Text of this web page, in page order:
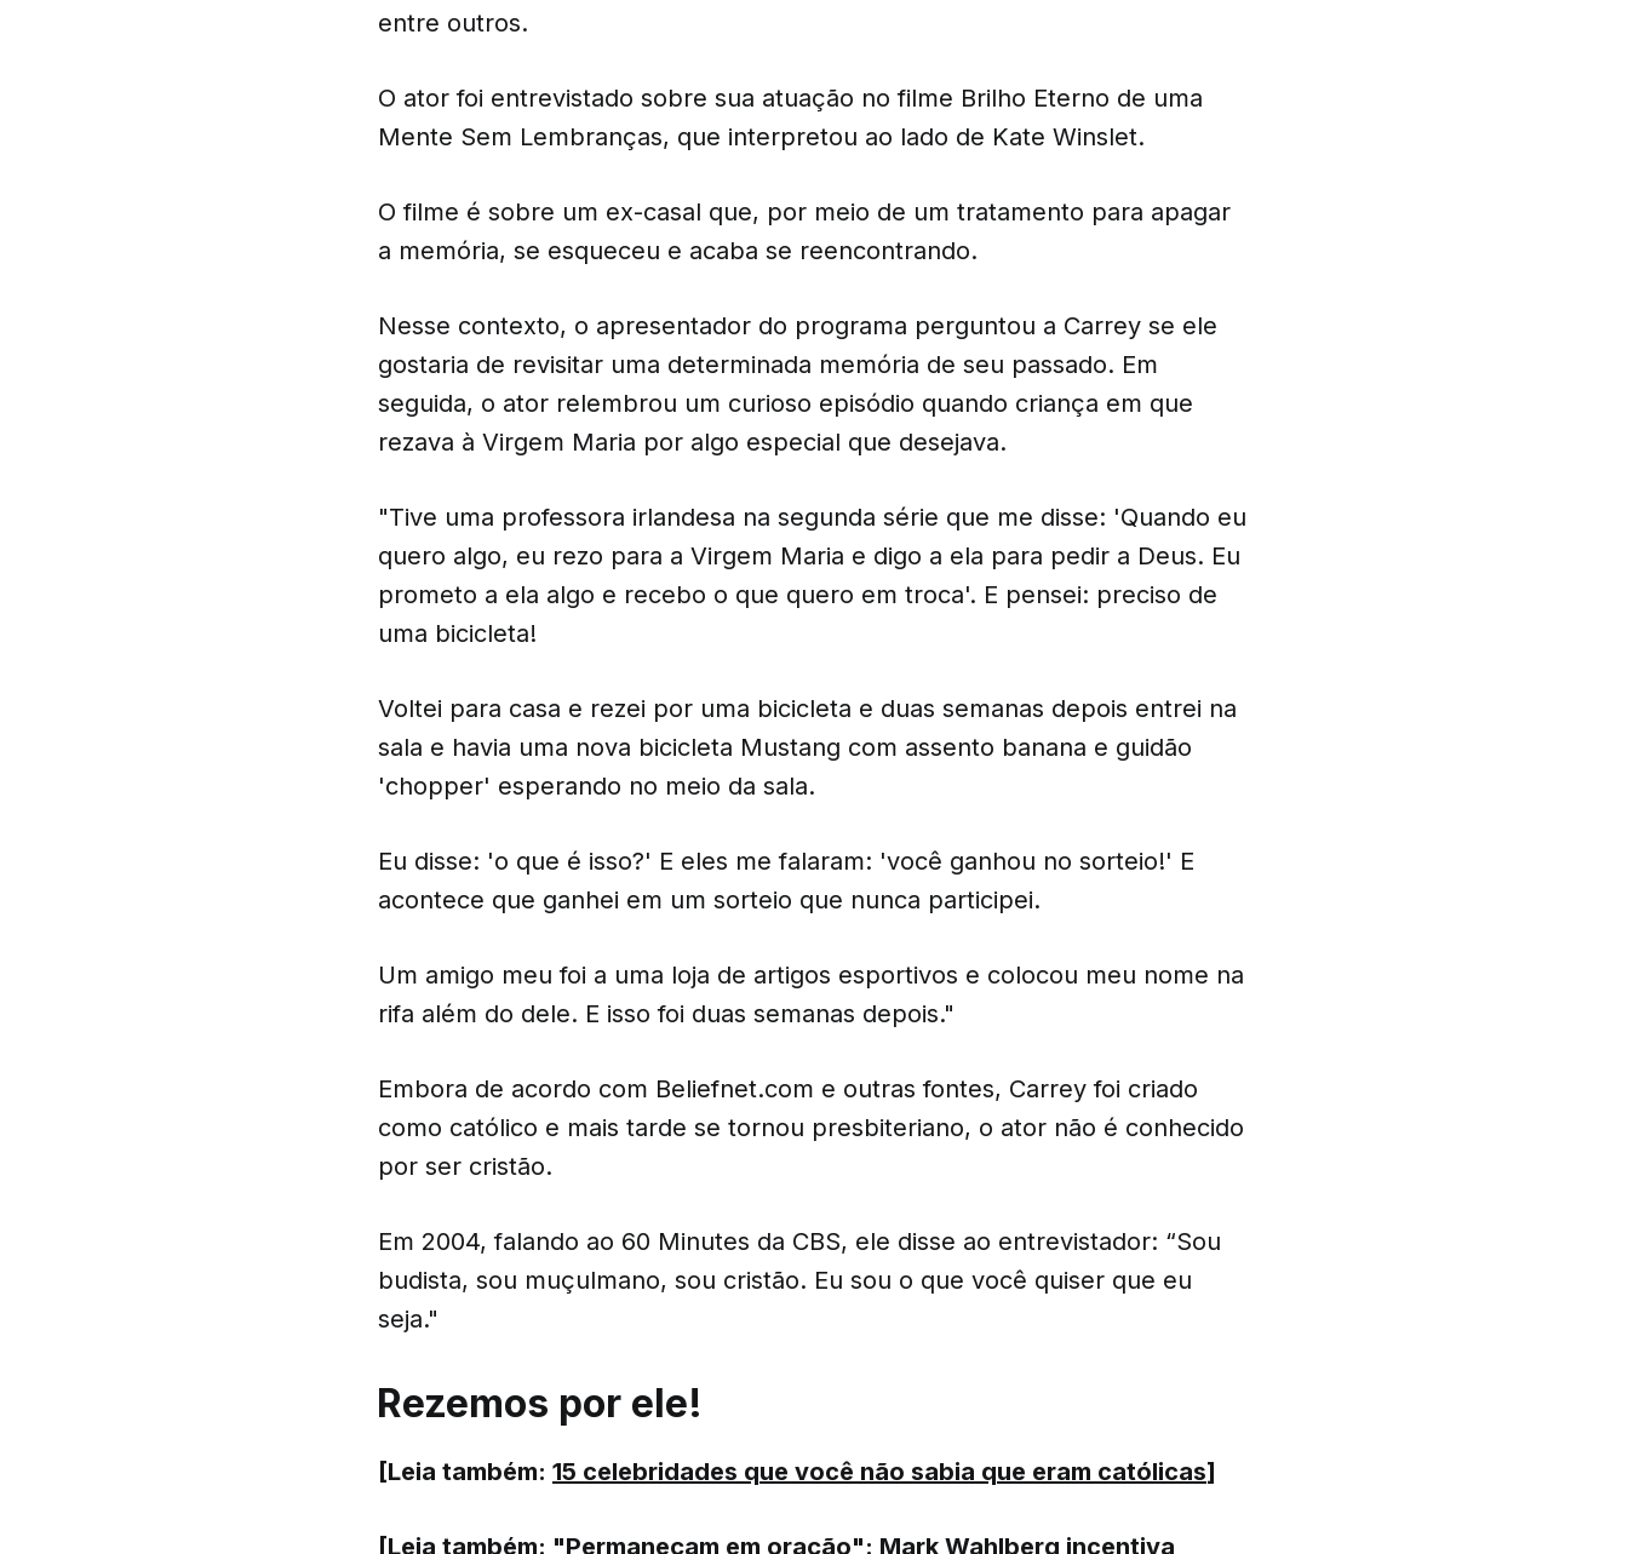
entre outros.
O ator foi entrevistado sobre sua atuação no filme Brilho Eterno de uma
Mente Sem Lembranças, que interpretou ao lado de Kate Winslet.
O filme é sobre um ex-casal que, por meio de um tratamento para apagar
a memória, se esqueceu e acaba se reencontrando.
Nesse contexto, o apresentador do programa perguntou a Carrey se ele
gostaria de revisitar uma determinada memória de seu passado. Em
seguida, o ator relembrou um curioso episódio quando criança em que
rezava à Virgem Maria por algo especial que desejava.
"Tive uma professora irlandesa na segunda série que me disse: 'Quando eu
quero algo, eu rezo para a Virgem Maria e digo a ela para pedir a Deus. Eu
prometo a ela algo e recebo o que quero em troca'. E pensei: preciso de
uma bicicleta!
Voltei para casa e rezei por uma bicicleta e duas semanas depois entrei na
sala e havia uma nova bicicleta Mustang com assento banana e guidão
'chopper' esperando no meio da sala.
Eu disse: 'o que é isso?' E eles me falaram: 'você ganhou no sorteio!' E
acontece que ganhei em um sorteio que nunca participei.
Um amigo meu foi a uma loja de artigos esportivos e colocou meu nome na
rifa além do dele. E isso foi duas semanas depois."
Embora de acordo com Beliefnet.com e outras fontes, Carrey foi criado
como católico e mais tarde se tornou presbiteriano, o ator não é conhecido
por ser cristão.
Em 2004, falando ao 60 Minutes da CBS, ele disse ao entrevistador: “Sou
budista, sou muçulmano, sou cristão. Eu sou o que você quiser que eu
seja."
Rezemos por ele!
[Leia também: 15 celebridades que você não sabia que eram católicas]
[Leia também: "Permaneçam em oração": Mark Wahlberg incentiva